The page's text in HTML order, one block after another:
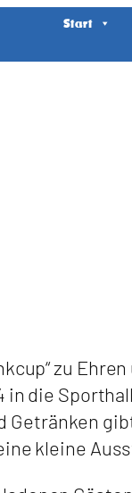
Start
zu
die
kleine